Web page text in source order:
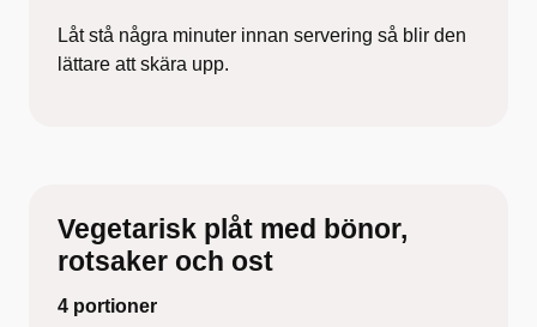
Låt stå några minuter innan servering så blir den
lättare att skära upp.
Vegetarisk plåt med bönor,
rotsaker och ost
4 portioner